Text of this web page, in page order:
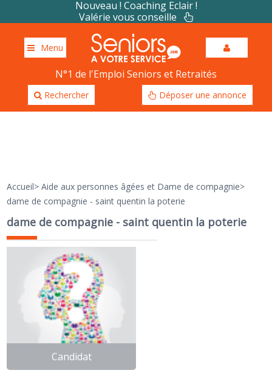
Nouveau ! Coaching Eclair !
Valérie vous conseille
Menu
N°1 de l'Emploi Seniors et Retraités
Rechercher Déposer une annonce
Accueil>Aide aux personnes âgées et Dame de compagnie>
dame de compagnie - saint quentin la poterie
dame de compagnie - saint quentin la poterie
Candidat